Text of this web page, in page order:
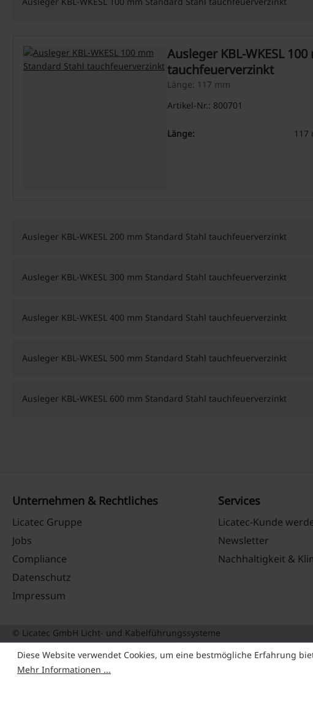
Ausleger KBL-WKESL
tauchfeuerverzinkt
Länge: 117 mm
Artikel-Nr.: 800701
Länge: 117
Ausleger KBL-WKESL 200 mm Standard Stahl tauchfeuerverzinkt
Ausleger KBL-WKESL 300 mm Standard Stahl tauchfeuerverzinkt
Ausleger KBL-WKESL 400 mm Standard Stahl tauchfeuerverzinkt
Ausleger KBL-WKESL 500 mm Standard Stahl tauchfeuerverzinkt
Ausleger KBL-WKESL 600 mm Standard Stahl tauchfeuerverzinkt
Unternehmen & Rechtliches
Licatec Gruppe
Jobs
Compliance
Datenschutz
Impressum
Services
Licatec-Kunde
Newsletter
Nachhaltigkeit &
© Licatec GmbH Licht- und Kabelführungssysteme
Diese Website verwendet Cookies, um eine bestmögliche Erfahrung
Mehr Informationen ...